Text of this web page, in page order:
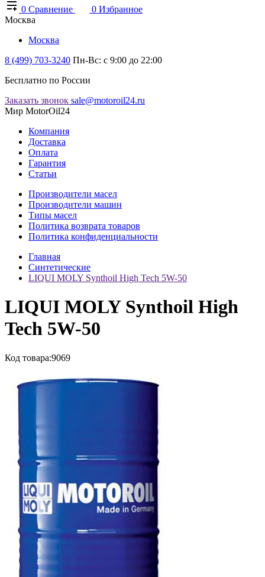
0 Сравнение 0 Избранное
Москва
Москва
8 (499) 703-3240 Пн-Вс: с 9:00 до 22:00
Бесплатно по России
Заказать звонок sale@motoroil24.ru
Мир MotorOil24
Компания
Доставка
Оплата
Гарантия
Статьи
Производители масел
Производители машин
Типы масел
Политика возврата товаров
Политика конфиденциальности
Главная
Синтетические
LIQUI MOLY Synthoil High Tech 5W-50
LIQUI MOLY Synthoil High
Tech 5W-50
Код товара:9069